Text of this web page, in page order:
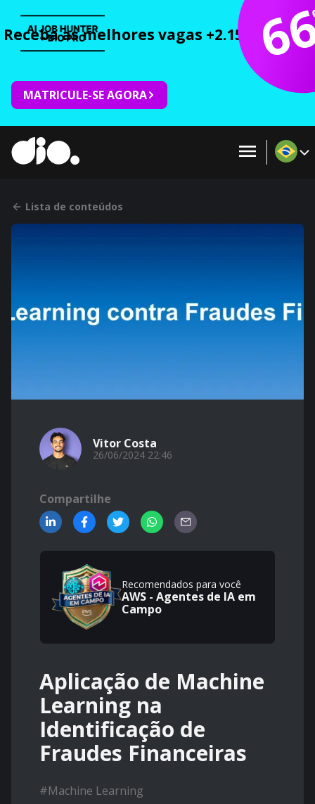
Receba as melhores vagas +2.150 cursos
MATRICULE-SE AGORA
Lista de conteúdos
Vitor Costa
26/06/2024 22:46
Compartilhe
Recomendados para você
AWS - Agentes de IA em
Campo
Aplicação de Machine
Learning na
Identificação de
Fraudes Financeiras
#Machine Learning